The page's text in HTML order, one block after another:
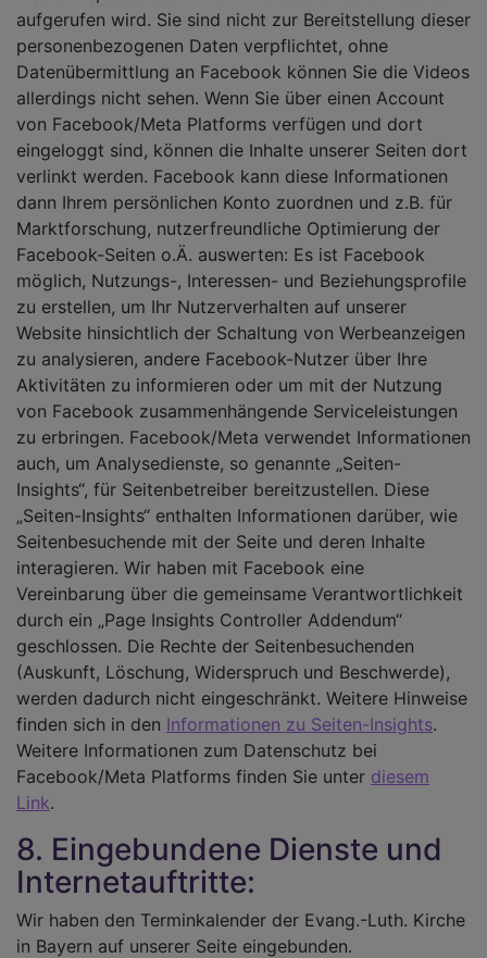
aufgerufen wird. Sie sind nicht zur Bereitstellung dieser
personenbezogenen Daten verpflichtet, ohne
Datenübermittlung an Facebook können Sie die Videos
allerdings nicht sehen. Wenn Sie über einen Account
von Facebook/Meta Platforms verfügen und dort
eingeloggt sind, können die Inhalte unserer Seiten dort
verlinkt werden. Facebook kann diese Informationen
dann Ihrem persönlichen Konto zuordnen und z.B. für
Marktforschung, nutzerfreundliche Optimierung der
Facebook-Seiten o.Ä. auswerten: Es ist Facebook
möglich, Nutzungs-, Interessen- und Beziehungsprofile
zu erstellen, um Ihr Nutzerverhalten auf unserer
Website hinsichtlich der Schaltung von Werbeanzeigen
zu analysieren, andere Facebook-Nutzer über Ihre
Aktivitäten zu informieren oder um mit der Nutzung
von Facebook zusammenhängende Serviceleistungen
zu erbringen. Facebook/Meta verwendet Informationen
auch, um Analysedienste, so genannte „Seiten-
Insights“, für Seitenbetreiber bereitzustellen. Diese
„Seiten-Insights“ enthalten Informationen darüber, wie
Seitenbesuchende mit der Seite und deren Inhalte
interagieren. Wir haben mit Facebook eine
Vereinbarung über die gemeinsame Verantwortlichkeit
durch ein „Page Insights Controller Addendum“
geschlossen. Die Rechte der Seitenbesuchenden
(Auskunft, Löschung, Widerspruch und Beschwerde),
werden dadurch nicht eingeschränkt. Weitere Hinweise
finden sich in den Informationen zu Seiten-Insights.
Weitere Informationen zum Datenschutz bei
Facebook/Meta Platforms finden Sie unter diesem
Link.
8. Eingebundene Dienste und
Internetauftritte:
Wir haben den Terminkalender der Evang.-Luth. Kirche
in Bayern auf unserer Seite eingebunden.